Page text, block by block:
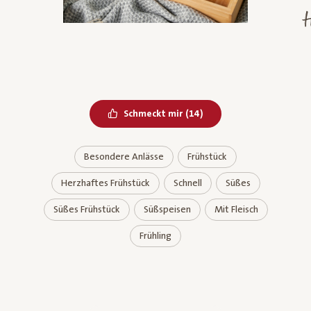
Schmeckt mir Bereits geliked
(14)
Besondere Anlässe Frühstück
Herzhaftes Frühstück Schnell Süßes
Süßes Frühstück Süßspeisen Mit Fleisch
Frühling